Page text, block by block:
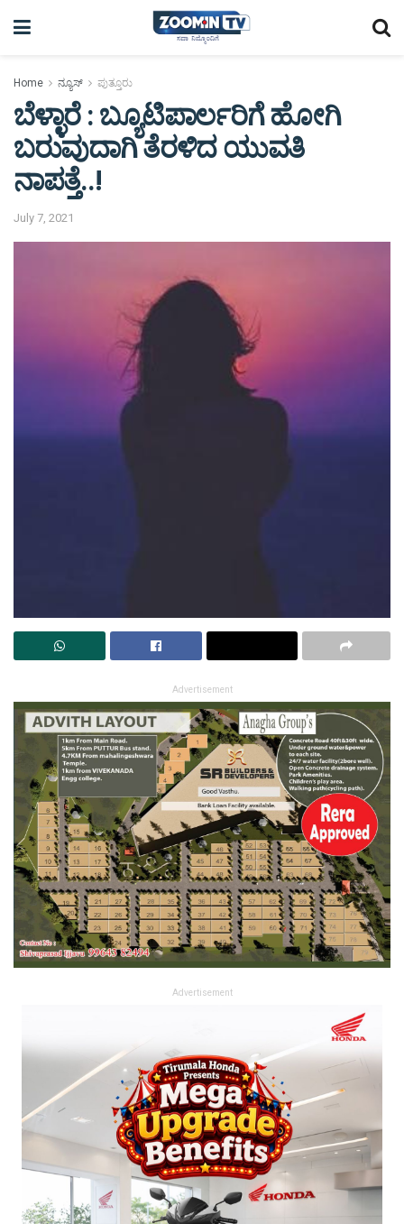
Home ನ್ಯೂಸ್ ಪುತ್ತೂರು
ಬೆಳ್ಳಾರೆ : ಬ್ಯೂಟಿಪಾರ್ಲರಿಗೆ ಹೋಗಿ
ಬರುವುದಾಗಿ ತೆರಳಿದ ಯುವತಿ
ನಾಪತ್ತೆ..!
July 7, 2021
Advertisement
Advertisement